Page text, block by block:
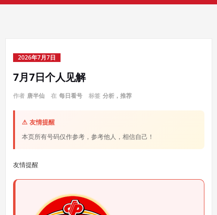
2026年7月7日
7月7日个人见解
作者 唐半仙 在 每日看号 标签 分析，推荐
⚠ 友情提醒
本页所有号码仅作参考，参考他人，相信自己！
友情提醒